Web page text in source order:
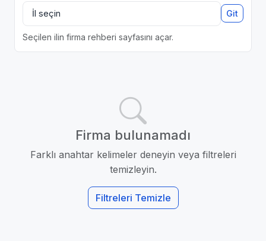
Git
Seçilen ilin firma rehberi sayfasını açar.
Firma bulunamadı
Farklı anahtar kelimeler deneyin veya filtreleri
temizleyin.
Filtreleri Temizle